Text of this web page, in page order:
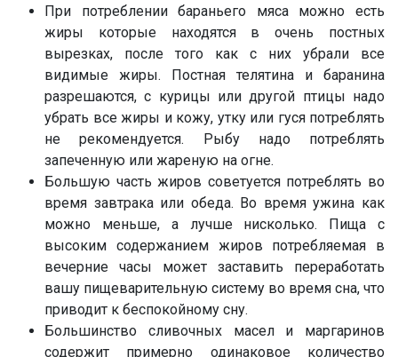
При потреблении бараньего мяса можно есть
жиры которые находятся в очень постных
вырезках, после того как с них убрали все
видимые жиры. Постная телятина и баранина
разрешаются, с курицы или другой птицы надо
убрать все жиры и кожу, утку или гуся потреблять
не рекомендуется. Рыбу надо потреблять
запеченную или жареную на огне.
Большую часть жиров советуется потреблять во
время завтрака или обеда. Во время ужина как
можно меньше, а лучше нисколько. Пища с
высоким содержанием жиров потребляемая в
вечерние часы может заставить переработать
вашу пищеварительную систему во время сна, что
приводит к беспокойному сну.
Большинство сливочных масел и маргаринов
содержит примерно одинаковое количество